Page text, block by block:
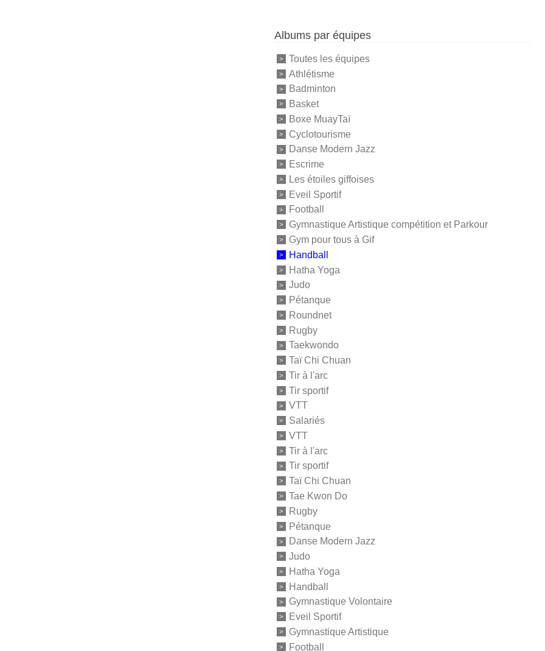
Albums par équipes
Toutes les équipes
Athlétisme
Badminton
Basket
Boxe MuayTaï
Cyclotourisme
Danse Modern Jazz
Escrime
Les étoiles giffoises
Eveil Sportif
Football
Gymnastique Artistique compétition et Parkour
Gym pour tous à Gif
Handball
Hatha Yoga
Judo
Pétanque
Roundnet
Rugby
Taekwondo
Taï Chi Chuan
Tir à l'arc
Tir sportif
VTT
Salariés
VTT
Tir à l'arc
Tir sportif
Taï Chi Chuan
Tae Kwon Do
Rugby
Pétanque
Danse Modern Jazz
Judo
Hatha Yoga
Handball
Gymnastique Volontaire
Eveil Sportif
Gymnastique Artistique
Football